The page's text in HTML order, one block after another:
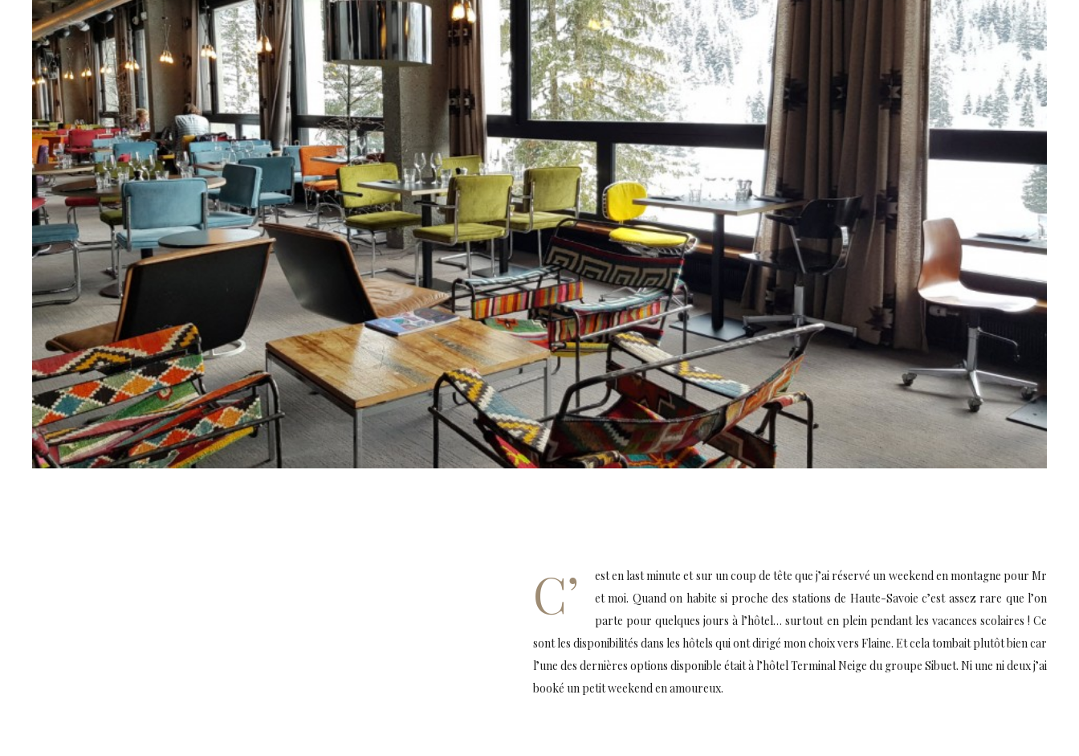
C’
est en last minute et sur un coup de tête que j’ai réservé un weekend en montagne pour Mr
et moi. Quand on habite si proche des stations de Haute-Savoie c’est assez rare que l’on
parte pour quelques jours à l’hôtel… surtout en plein pendant les vacances scolaires ! Ce
sont les disponibilités dans les hôtels qui ont dirigé mon choix vers Flaine. Et cela tombait plutôt bien car
l’une des dernières options disponible était à l’hôtel Terminal Neige du groupe Sibuet. Ni une ni deux j’ai
booké un petit weekend en amoureux.